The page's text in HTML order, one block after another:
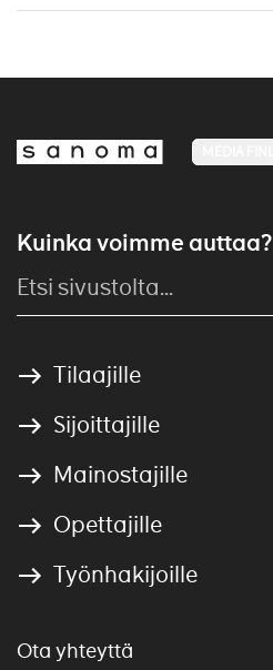
Kuinka voimme auttaa?
Tilaajille
Sijoittajille
Mainostajille
Opettajille
Työnhakijoille
Ota yhteyttä